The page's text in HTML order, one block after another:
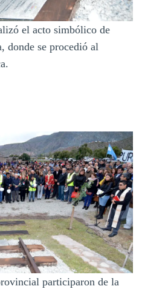
el acto simbólico de
donde se procedió al
participaron de la